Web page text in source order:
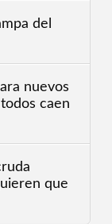
del
nuevos
caen
que